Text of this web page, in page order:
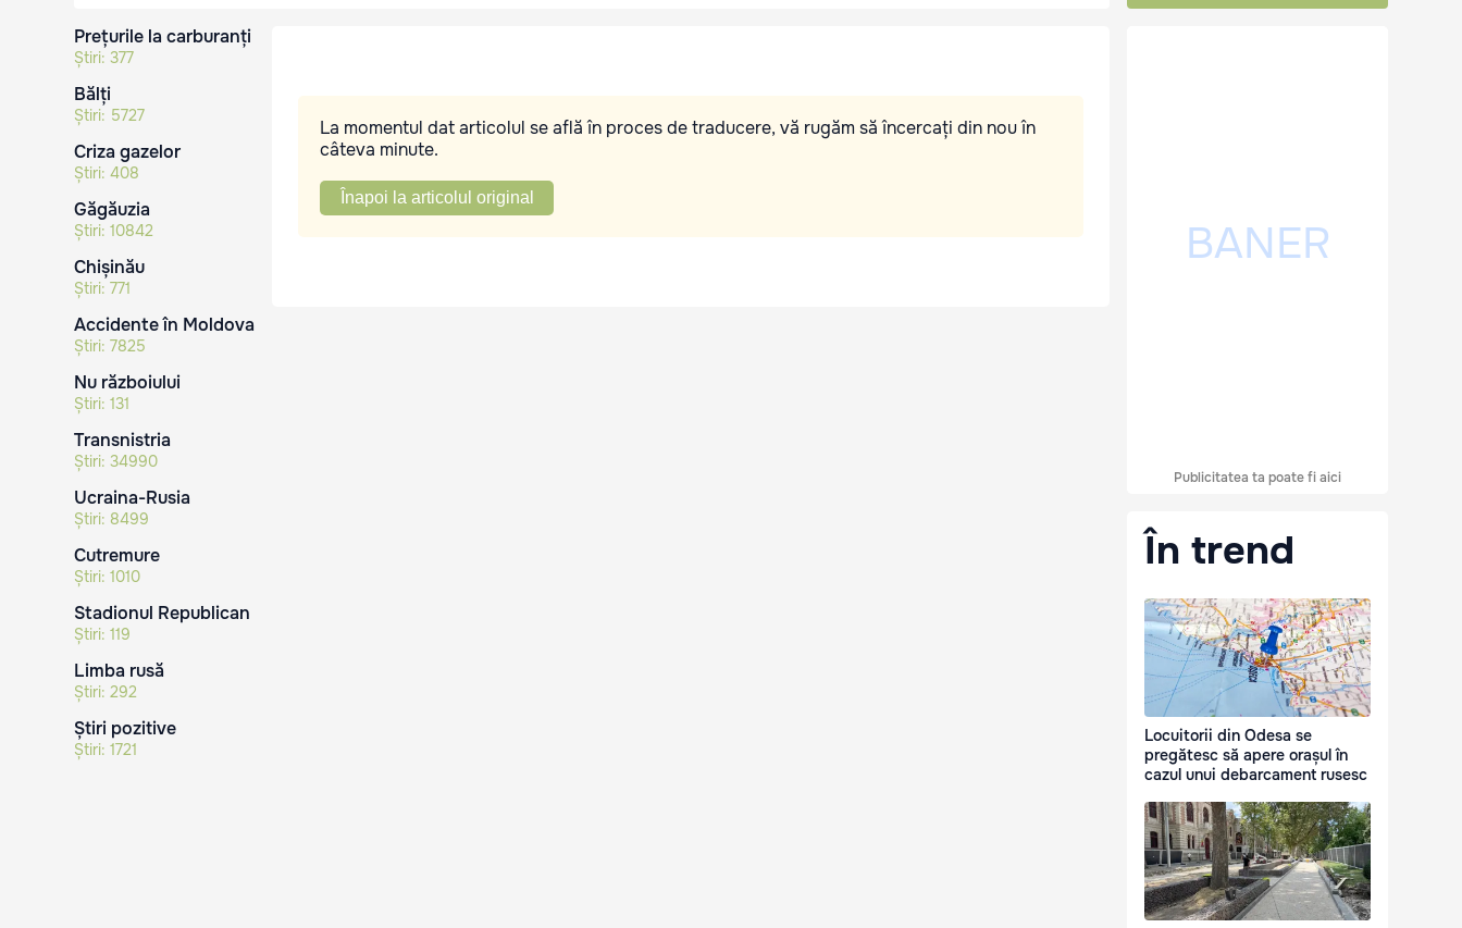
Prețurile la carburanți
Știri: 377
Bălți
Știri: 5727
Criza gazelor
Știri: 408
Găgăuzia
Știri: 10842
Chișinău
Știri: 771
Accidente în Moldova
Știri: 7825
Nu războiului
Știri: 131
Transnistria
Știri: 34990
Ucraina-Rusia
Știri: 8499
Cutremure
Știri: 1010
Stadionul Republican
Știri: 119
Limba rusă
Știri: 292
Știri pozitive
Știri: 1721
La momentul dat articolul se află în proces de traducere, vă rugăm să încercați din nou în
câteva minute.
Înapoi la articolul original
Publicitatea ta poate fi aici
În trend
Locuitorii din Odesa se
pregătesc să apere orașul în
cazul unui debarcament rusesc